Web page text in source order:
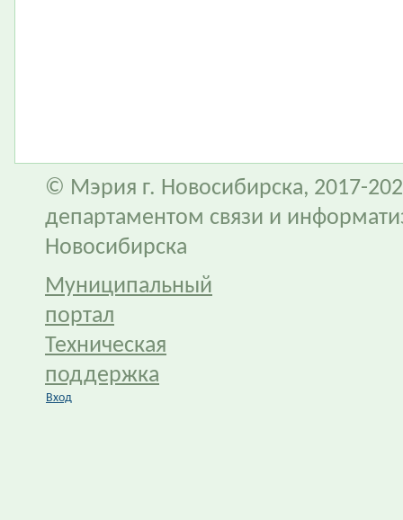
© Мэрия г. Новосибирска, 2017-
департаментом связи и
Новосибирска
Муниципальный
портал
Техническая
поддержка
Вход